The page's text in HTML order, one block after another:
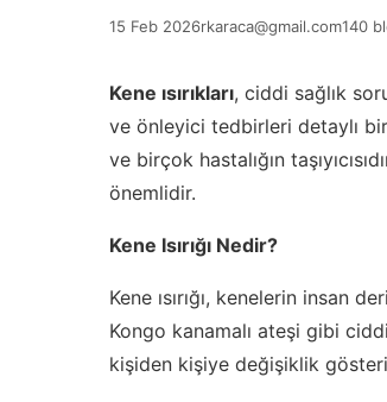
15 Feb 2026rkaraca@gmail.com140
Kene ısırıkları, ciddi sağlık
ve önleyici tedbirleri detaylı
ve birçok hastalığın
önemlidir.
Kene Isırığı Nedir?
Kene ısırığı, kenelerin insan
Kongo kanamalı ateşi gibi
kişiden kişiye değişiklik